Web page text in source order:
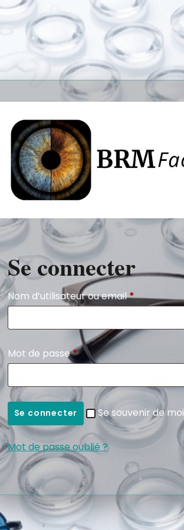
Se connecter
Nom d’utilisateur ou email*
Mot de passe*
Se connecter Se souvenir de moi
Mot de passe oublié ?